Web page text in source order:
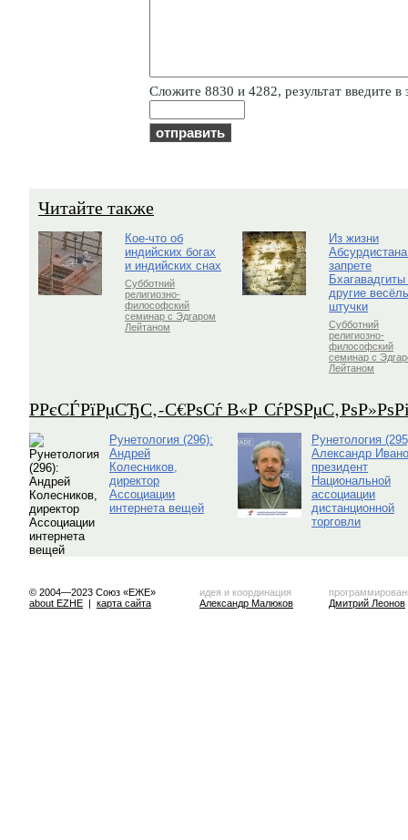
Cлoжитe 8830 и 4282, результат введите в
Читайте также
Кое-что об
индийских богах
и индийских снах
Субботний
религиозно-
философский
семинар с Эдгаром
Лейтаном
Из жизни
запрете
Бхагавадгиты
другие
штучки
Субботний
религиозно-
философский
семинар с
Лейтаном
Р­РєСЃРїРµСЂС‚-С€РѕСѓ В«Р
Рунетология (296):
Андрей
Колесников,
директор
Ассоциации
интернета вещей
Рунетология
Александр
президент
Национальной
ассоциации
дистанционной
торговли
© 2004—2023 Союз «ЕЖЕ»
about EZHE | карта сайта
идея и координация
Александр Малюков
Дмитрий Леонов